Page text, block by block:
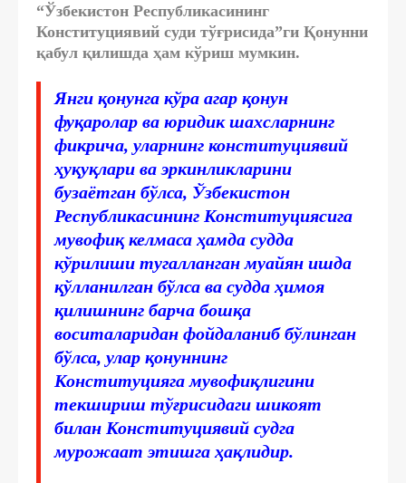
“Ўзбекистон Республикасининг
Конституциявий суди тўғрисида”ги Қонунни
қабул қилишда ҳам кўриш мумкин.
Янги қонунга кўра агар қонун
фуқаролар ва юридик шахсларнинг
фикрича, уларнинг конституциявий
ҳуқуқлари ва эркинликларини
бузаётган бўлса, Ўзбекистон
Республикасининг Конституциясига
мувофиқ келмаса ҳамда судда
кўрилиши тугалланган муайян ишда
қўлланилган бўлса ва судда ҳимоя
қилишнинг барча бошқа
воситаларидан фойдаланиб бўлинган
бўлса, улар қонуннинг
Конституцияга мувофиқлигини
текшириш тўғрисидаги шикоят
билан Конституциявий судга
мурожаат этишга ҳақлидир.